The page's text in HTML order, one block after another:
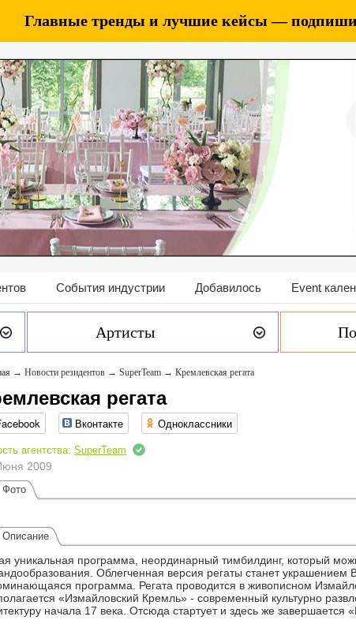
Главные тренды и лучшие кейсы —
События индустрии Добавилось Event
Артисты
→ Новости резидентов → SuperTeam → Кремлевская регата
регата
Вконтакте Одноклассники
агентства: SuperTeam
2009
Фото
Описание
уникальная программа, неординарный тимбилдинг, который
Облегченная версия регаты станет
программа. Регата проводится в живописном
«Измайловский Кремль» - современный культурно
начала 17 века. Отсюда стартует и здесь же завершается